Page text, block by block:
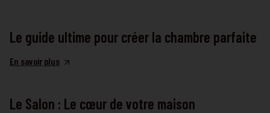
Le guide ultime pour créer la chambre parfaite
En savoir plus
Le Salon : Le cœur de votre maison